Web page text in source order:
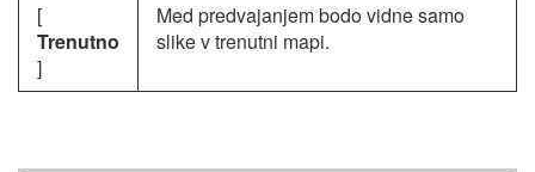
[
Trenutno
]
Med predvajanjem bodo vidne samo
slike v trenutni mapi.